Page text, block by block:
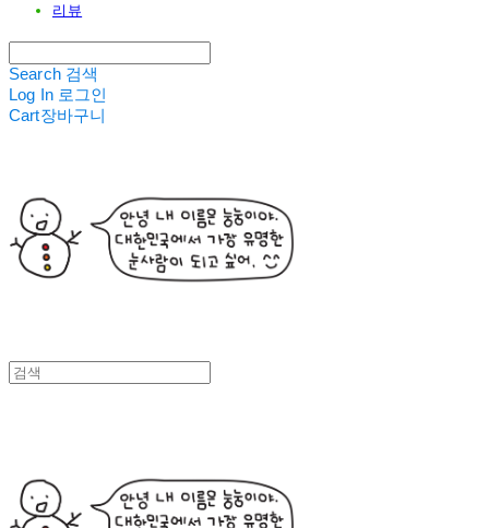
리뷰
Search 검색
Log In 로그인
Cart장바구니